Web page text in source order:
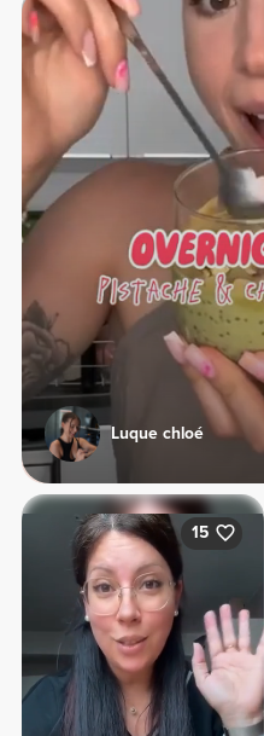
Luque chloé
15